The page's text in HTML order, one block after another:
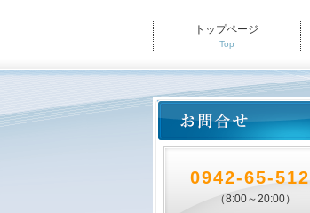
トップページ
Top
0942-65-
（8:00～20:00）